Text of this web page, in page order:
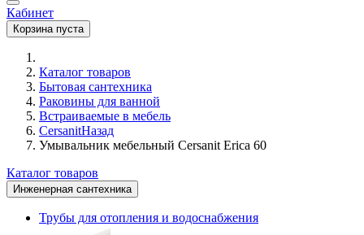
Кабинет
Корзина пуста
Каталог товаров
Бытовая сантехника
Раковины для ванной
Встраиваемые в мебель
CersanitНазад
Умывальник мебельный Cersanit Erica 60
Каталог товаров
Инженерная сантехника
Трубы для отопления и водоснабжения